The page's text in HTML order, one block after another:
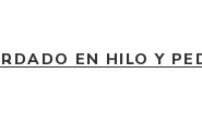
EN HILO Y